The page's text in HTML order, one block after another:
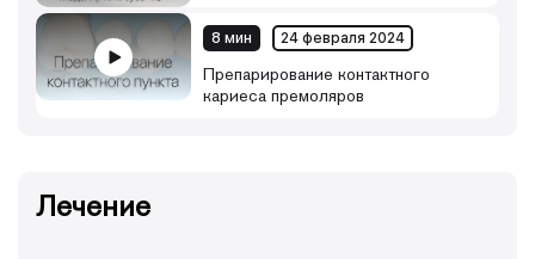
8 мин 24 февраля 2024
Препарирование контактного
кариеса премоляров
Лечение